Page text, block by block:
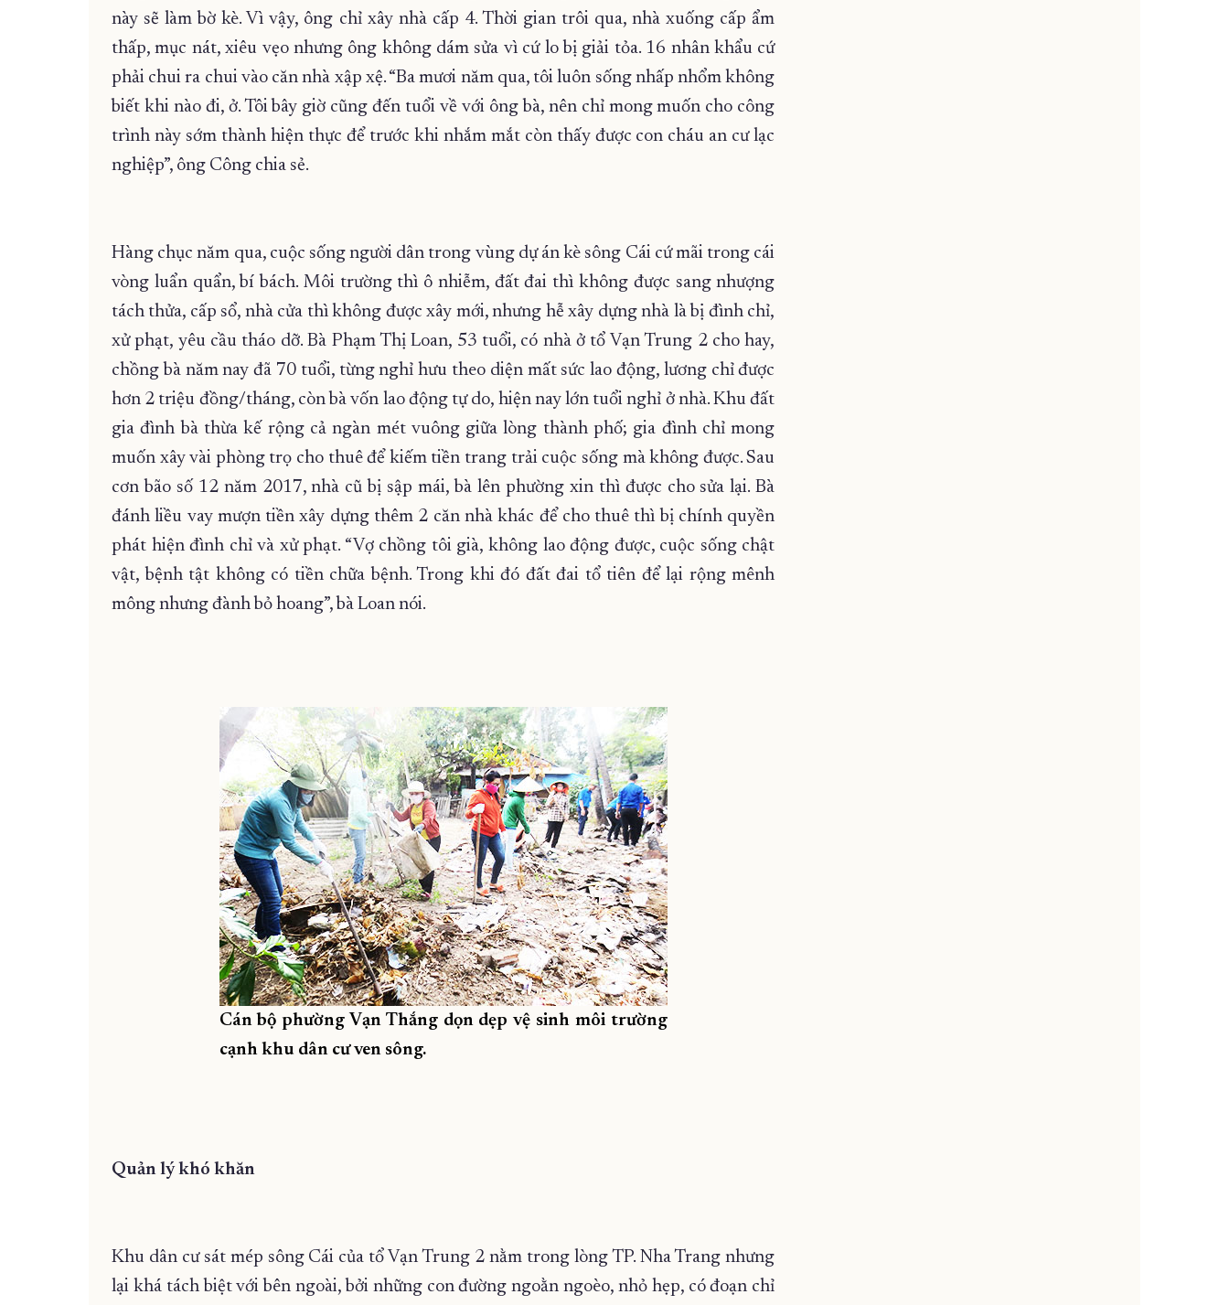
này sẽ làm bờ kè. Vì vậy, ông chỉ xây nhà cấp 4. Thời gian trôi qua, nhà xuống cấp ẩm
thấp, mục nát, xiêu vẹo nhưng ông không dám sửa vì cứ lo bị giải tỏa. 16 nhân khẩu cứ
phải chui ra chui vào căn nhà xập xệ. “Ba mươi năm qua, tôi luôn sống nhấp nhổm không
biết khi nào đi, ở. Tôi bây giờ cũng đến tuổi về với ông bà, nên chỉ mong muốn cho công
trình này sớm thành hiện thực để trước khi nhắm mắt còn thấy được con cháu an cư lạc
nghiệp”, ông Công chia sẻ.
Hàng chục năm qua, cuộc sống người dân trong vùng dự án kè sông Cái cứ mãi trong cái
vòng luẩn quẩn, bí bách. Môi trường thì ô nhiễm, đất đai thì không được sang nhượng
tách thửa, cấp sổ, nhà cửa thì không được xây mới, nhưng hễ xây dựng nhà là bị đình chỉ,
xử phạt, yêu cầu tháo dỡ. Bà Phạm Thị Loan, 53 tuổi, có nhà ở tổ Vạn Trung 2 cho hay,
chồng bà năm nay đã 70 tuổi, từng nghỉ hưu theo diện mất sức lao động, lương chỉ được
hơn 2 triệu đồng/tháng, còn bà vốn lao động tự do, hiện nay lớn tuổi nghỉ ở nhà. Khu đất
gia đình bà thừa kế rộng cả ngàn mét vuông giữa lòng thành phố; gia đình chỉ mong
muốn xây vài phòng trọ cho thuê để kiếm tiền trang trải cuộc sống mà không được. Sau
cơn bão số 12 năm 2017, nhà cũ bị sập mái, bà lên phường xin thì được cho sửa lại. Bà
đánh liều vay mượn tiền xây dựng thêm 2 căn nhà khác để cho thuê thì bị chính quyền
phát hiện đình chỉ và xử phạt. “Vợ chồng tôi già, không lao động được, cuộc sống chật
vật, bệnh tật không có tiền chữa bệnh. Trong khi đó đất đai tổ tiên để lại rộng mênh
mông nhưng đành bỏ hoang”, bà Loan nói.
Cán bộ phường Vạn Thắng dọn dẹp vệ sinh môi trường
cạnh khu dân cư ven sông.
Quản lý khó khăn
Khu dân cư sát mép sông Cái của tổ Vạn Trung 2 nằm trong lòng TP. Nha Trang nhưng
lại khá tách biệt với bên ngoài, bởi những con đường ngoằn ngoèo, nhỏ hẹp, có đoạn chỉ